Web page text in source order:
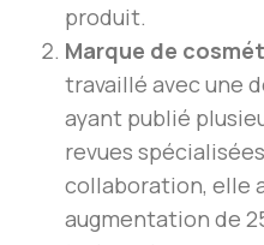
produit.
Marque de
travaillé avec une
ayant publié
revues
collaboration, elle
augmentation de